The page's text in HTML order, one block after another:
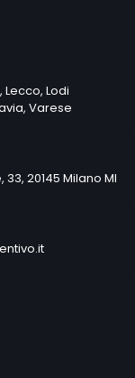
Lodi
Varese
20145 Milano MI